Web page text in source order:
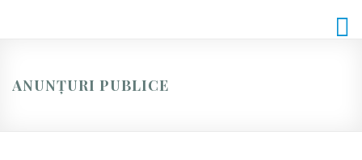
ANUNȚURI PUBLICE